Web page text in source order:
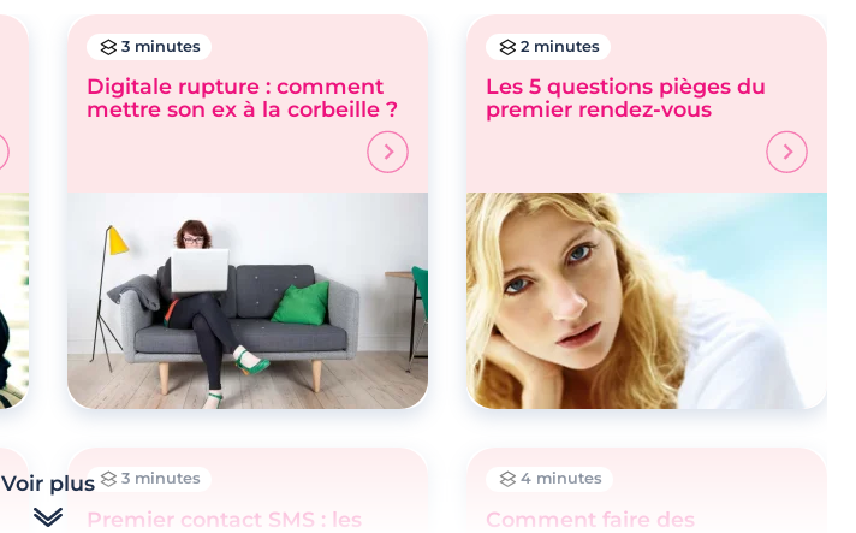
3 minutes
Digitale rupture : comment
mettre son ex à la corbeille ?
2 minutes
Les 5 questions pièges du
premier rendez-vous
3 minutes
Premier contact SMS : les
4 minutes
Comment faire des
Voir plus